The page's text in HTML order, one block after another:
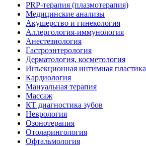
PRP-терапия (плазмотерапия)
Медицинские анализы
Акушерство и гинекология
Аллергология-иммунология
Анестезиология
Гастроэнтерология
Дерматология, косметология
Инъекционная интимная пластика
Кардиология
Мануальная терапия
Массаж
КТ диагностика зубов
Неврология
Озонотерапия
Отоларингология
Офтальмология